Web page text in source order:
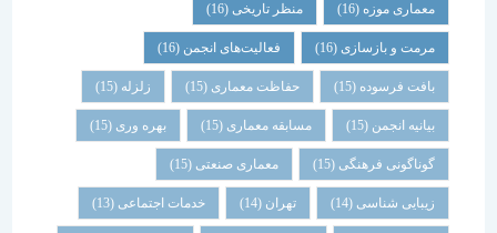
معماری موزه(16) منظر تاریخی (16)
مرمت و بازسازی(16) فعالیت‌های انجمن(16)
بافت فرسوده (15) حفاظت معماری (15) زلزله
بیانیه انجمن(15) مسابقه معماری (15) بهره وری(15)
گوناگونی فرهنگی (15) معماری صنعتی(15)
زیبایی شناسی (14) تهران خدمات اجتماعی (13)